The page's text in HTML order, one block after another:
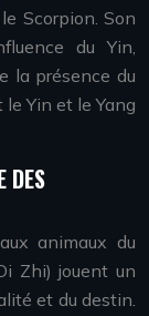
Scorpion. Son
du Yin,
la présence du
Yin et le Yang
DES
animaux du
Zhi) jouent un
et du destin.